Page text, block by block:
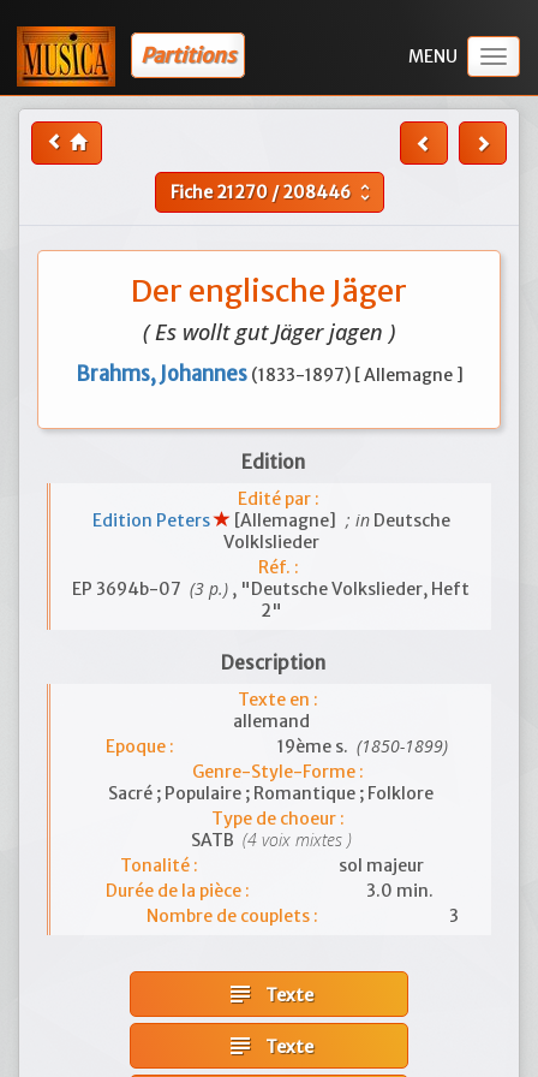
Partitions
Fiche21270/208446 unfold_more
Der englische Jäger
( Es wollt gut Jäger jagen )
Brahms, Johannes (1833-1897) [ Allemagne ]
Edition
Edité par :
Edition Peters
[Allemagne] ; inDeutsche
Volklslieder
Réf. :
EP 3694b-07 (3 p.) , "Deutsche Volkslieder, Heft
2"
Description
Texte en :
allemand
Epoque :
19ème s. (1850-1899)
Genre-Style-Forme :
Sacré ; Populaire ; Romantique ; Folklore
Type de choeur :
SATB (4 voix mixtes )
Tonalité :
sol majeur
Durée de la pièce :
3.0 min.
Nombre de couplets :
3
subject Texte
subject Texte